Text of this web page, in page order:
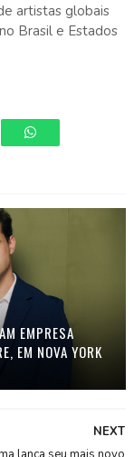
artistas globais
Brasil e Estados
EMPRESA
EM NOVA YORK
NEXT